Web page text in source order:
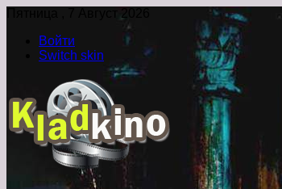
Пятница , 7 Август 2026
Войти
Switch skin